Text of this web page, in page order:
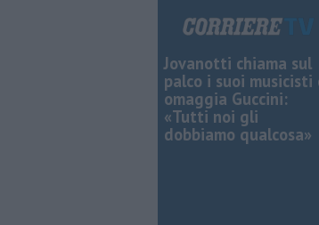
Jovanotti chiama sul
palco i suoi musicisti
omaggia Guccini:
«Tutti noi gli
dobbiamo qualcosa»